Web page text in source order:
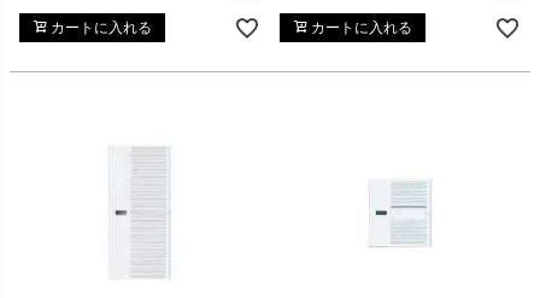
カートに入れる カートに入れる